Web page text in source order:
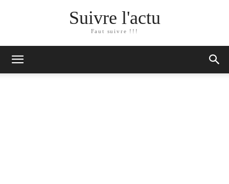
Suivre l'actu
Faut suivre !!!